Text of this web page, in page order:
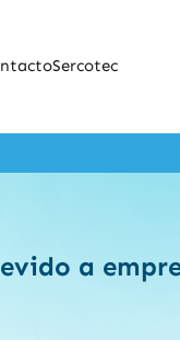
Sercotec
a